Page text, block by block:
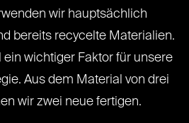
wir hauptsächlich
bereits recycelte Materialien.
ein wichtiger Faktor für unsere
Aus dem Material von drei
wir zwei neue fertigen.